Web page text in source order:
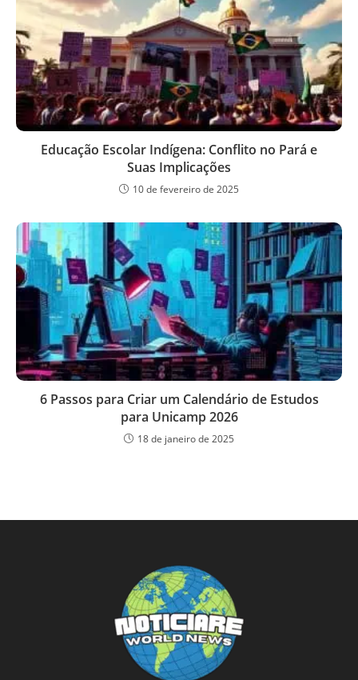
Educação Escolar Indígena: Conflito no Pará e
Suas Implicações
10 de fevereiro de 2025
6 Passos para Criar um Calendário de Estudos
para Unicamp 2026
18 de janeiro de 2025